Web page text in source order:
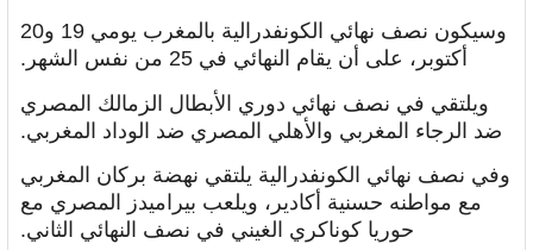
وسيكون نصف نهائي الكونفدرالية بالمغرب يومي 19 و20
أكتوبر، على أن يقام النهائي في 25 من نفس الشهر.
ويلتقي في نصف نهائي دوري الأبطال الزمالك المصري
ضد الرجاء المغربي والأهلي المصري ضد الوداد المغربي.
وفي نصف نهائي الكونفدرالية يلتقي نهضة بركان المغربي
مع مواطنه حسنية أكادير، ويلعب بيراميدز المصري مع
حوريا كوناكري الغيني في نصف النهائي الثاني.